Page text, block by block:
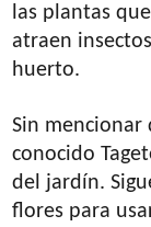
las plantas
atraen
huerto.
Sin mencionar
conocido
del jardín.
flores para